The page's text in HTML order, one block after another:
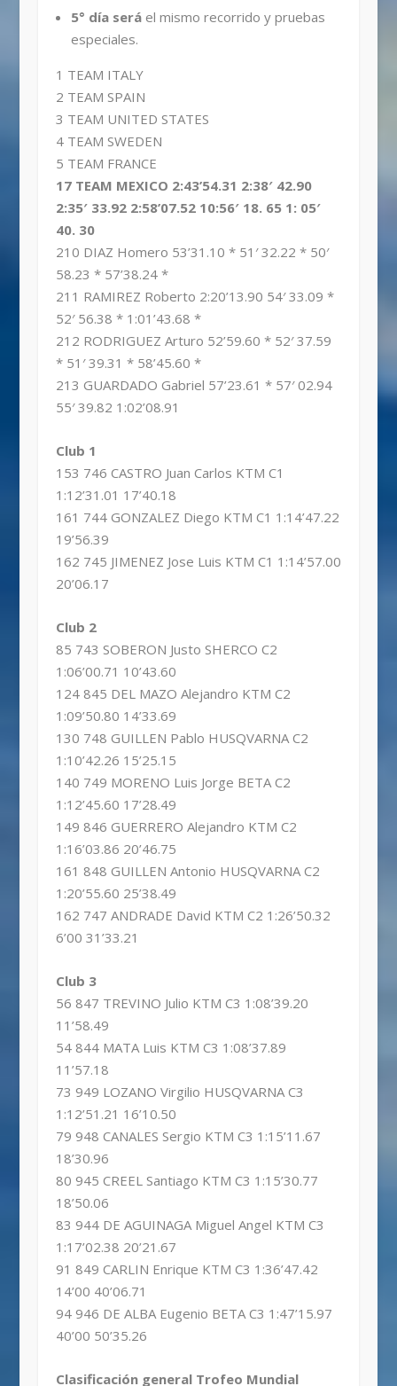
5° día seráel mismo recorrido y pruebas
especiales.
1 TEAM ITALY
2 TEAM SPAIN
3 TEAM UNITED STATES
4 TEAM SWEDEN
5 TEAM FRANCE
17 TEAM MEXICO 2:43’54.31 2:38′ 42.90
2:35′ 33.92 2:58’07.52 10:56′ 18. 65 1: 05′
40. 30
210 DIAZ Homero 53’31.10 * 51′ 32.22 * 50′
58.23 * 57’38.24 *
211 RAMIREZ Roberto 2:20’13.90 54′ 33.09 *
52′ 56.38 * 1:01’43.68 *
212 RODRIGUEZ Arturo 52’59.60 * 52′ 37.59
* 51′ 39.31 * 58’45.60 *
213 GUARDADO Gabriel 57’23.61 * 57′ 02.94
55′ 39.82 1:02’08.91
Club 1
153 746 CASTRO Juan Carlos KTM C1
1:12’31.01 17’40.18
161 744 GONZALEZ Diego KTM C1 1:14’47.22
19’56.39
162 745 JIMENEZ Jose Luis KTM C1 1:14’57.00
20’06.17
Club 2
85 743 SOBERON Justo SHERCO C2
1:06’00.71 10’43.60
124 845 DEL MAZO Alejandro KTM C2
1:09’50.80 14’33.69
130 748 GUILLEN Pablo HUSQVARNA C2
1:10’42.26 15’25.15
140 749 MORENO Luis Jorge BETA C2
1:12’45.60 17’28.49
149 846 GUERRERO Alejandro KTM C2
1:16’03.86 20’46.75
161 848 GUILLEN Antonio HUSQVARNA C2
1:20’55.60 25’38.49
162 747 ANDRADE David KTM C2 1:26’50.32
6’00 31’33.21
Club 3
56 847 TREVINO Julio KTM C3 1:08’39.20
11’58.49
54 844 MATA Luis KTM C3 1:08’37.89
11’57.18
73 949 LOZANO Virgilio HUSQVARNA C3
1:12’51.21 16’10.50
79 948 CANALES Sergio KTM C3 1:15’11.67
18’30.96
80 945 CREEL Santiago KTM C3 1:15’30.77
18’50.06
83 944 DE AGUINAGA Miguel Angel KTM C3
1:17’02.38 20’21.67
91 849 CARLIN Enrique KTM C3 1:36’47.42
14’00 40’06.71
94 946 DE ALBA Eugenio BETA C3 1:47’15.97
40’00 50’35.26
Clasificación general Trofeo Mundial